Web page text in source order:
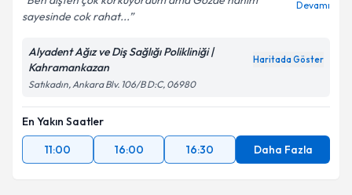
sayesinde cok rahat...
Devamı
Alyadent Ağız ve Diş Sağlığı Polikliniği |
Kahramankazan
Haritada Göster
Satıkadın, Ankara Blv. 106/B D:C, 06980
En Yakın Saatler
11:00
16:00 16:30 Daha Fazla